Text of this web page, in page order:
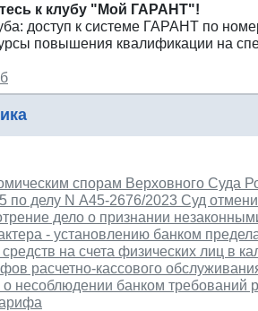
к клубу "Мой ГАРАНТ"!
доступ к системе ГАРАНТ по
повышения квалификации на
спорам Верховного Суда
делу N А45-2676/2023 Суд
дело о признании
- установлению банком
на счета физических лиц в
расчетно-кассового
несоблюдении банком требований